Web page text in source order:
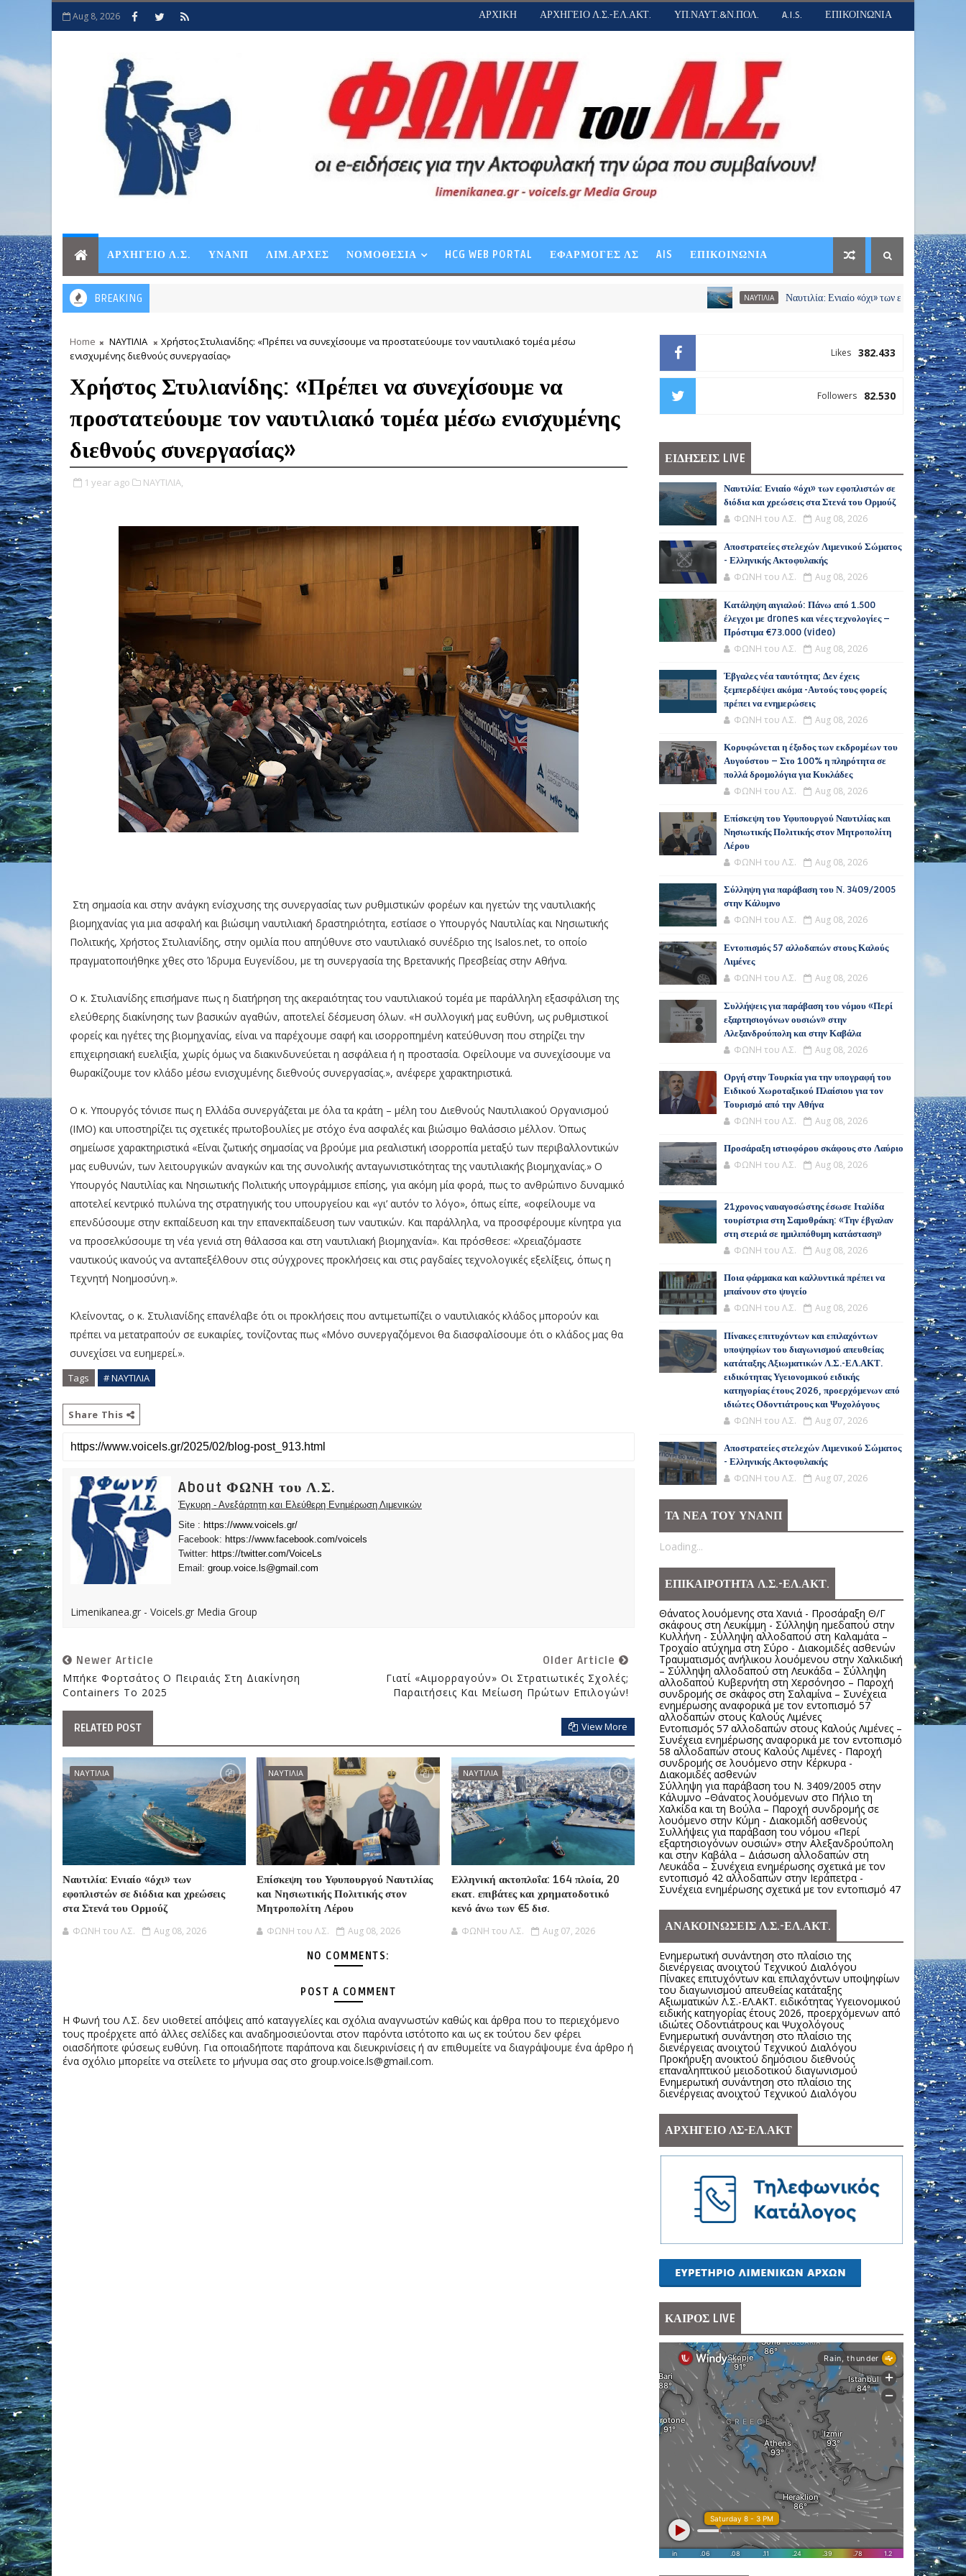
Aug 8, 2026 ΑΡΧΙΚΗ ΑΡΧΗΓΕΙΟ Λ.Σ.-ΕΛ.ΑΚΤ. ΥΠ.ΝΑΥΤ.&Ν.ΠΟΛ. A.I.S. ΕΠΙΚΟΙΝΩΝΙΑ
ΑΡΧΗΓΕΙΟ Λ.Σ. ΥΝΑΝΠ ΛΙΜ.ΑΡΧΕΣ ΝΟΜΟΘΕΣΙΑ HCG WEB PORTAL ΕΦΑΡΜΟΓΕΣ ΛΣ AIS ΕΠΙΚΟΙΝΩΝΙΑ
BREAKING ΝΑΥΤΙΛΙΑ Ναυτιλία: Ενιαίο «όχι» των εφοπλιστών σε διόδια και
Home ΝΑΥΤΙΛΙΑ
Χρήστος Στυλιανίδης: «Πρέπει να συνεχίσουμε να προστατεύουμε τον ναυτιλιακό τομέα μέσω
ενισχυμένης διεθνούς συνεργασίας»
Χρήστος Στυλιανίδης: «Πρέπει να συνεχίσουμε να
προστατεύουμε τον ναυτιλιακό τομέα μέσω ενισχυμένης
διεθνούς συνεργασίας»
1 year ago ΝΑΥΤΙΛΙΑ,
Στη σημασία και στην ανάγκη ενίσχυσης της συνεργασίας των ρυθμιστικών φορέων και ηγετών της ναυτιλιακής
βιομηχανίας για μια ασφαλή και βιώσιμη ναυτιλιακή δραστηριότητα, εστίασε ο Υπουργός Ναυτιλίας και Νησιωτικής
Πολιτικής, Χρήστος Στυλιανίδης, στην ομιλία που απηύθυνε στο ναυτιλιακό συνέδριο της Isalos.net, το οποίο
πραγματοποιήθηκε χθες στο Ίδρυμα Ευγενίδου, με τη συνεργασία της Βρετανικής Πρεσβείας στην Αθήνα.
Ο κ. Στυλιανίδης επισήμανε πως η διατήρηση της ακεραιότητας του ναυτιλιακού τομέα με παράλληλη εξασφάλιση της
ελεύθερης διακίνησης των βασικών αγαθών, αποτελεί δέσμευση όλων. «Η συλλογική μας ευθύνη, ως ρυθμιστικοί
φορείς και ηγέτες της βιομηχανίας, είναι να παρέχουμε σαφή και ισορροπημένη κατεύθυνση που στηρίζει την
επιχειρησιακή ευελιξία, χωρίς όμως να διακινδυνεύεται η ασφάλεια ή η προστασία. Οφείλουμε να συνεχίσουμε να
θωρακίζουμε τον κλάδο μέσω ενισχυμένης διεθνούς συνεργασίας.», ανέφερε χαρακτηριστικά.
Ο κ. Υπουργός τόνισε πως η Ελλάδα συνεργάζεται με όλα τα κράτη – μέλη του Διεθνούς Ναυτιλιακού Οργανισμού
(IMO) και υποστηρίζει τις σχετικές πρωτοβουλίες με στόχο ένα ασφαλές και βιώσιμο θαλάσσιο μέλλον. Όπως
σημείωσε χαρακτηριστικά «Είναι ζωτικής σημασίας να βρούμε μια ρεαλιστική ισορροπία μεταξύ των περιβαλλοντικών
μας ευθυνών, των λειτουργικών αναγκών και της συνολικής ανταγωνιστικότητας της ναυτιλιακής βιομηχανίας.» Ο
Υπουργός Ναυτιλίας και Νησιωτικής Πολιτικής υπογράμμισε επίσης, για ακόμη μία φορά, πως το ανθρώπινο δυναμικό
αποτελεί κεντρικό πυλώνα της στρατηγικής του υπουργείου και «γι’ αυτόν το λόγο», όπως είπε, «οφείλουμε να
επενδύσουμε στην εκπαίδευση και την επανεκπαίδευση των ναυτικών. Και παράλληλα, να προσφέρουμε κίνητρα για
να προσελκύσουμε τη νέα γενιά στη θάλασσα και στη ναυτιλιακή βιομηχανία». Και πρόσθεσε: «Χρειαζόμαστε
ναυτικούς ικανούς να ανταπεξέλθουν στις σύγχρονες προκλήσεις και στις ραγδαίες τεχνολογικές εξελίξεις, όπως η
Τεχνητή Νοημοσύνη.».
Κλείνοντας, ο κ. Στυλιανίδης επανέλαβε ότι οι προκλήσεις που αντιμετωπίζει ο ναυτιλιακός κλάδος μπορούν και
πρέπει να μετατραπούν σε ευκαιρίες, τονίζοντας πως «Μόνο συνεργαζόμενοι θα διασφαλίσουμε ότι ο κλάδος μας θα
συνεχίσει να ευημερεί.».
Tags # ΝΑΥΤΙΛΙΑ
Share This
About ΦΩΝΗ του Λ.Σ.
Έγκυρη - Ανεξάρτητη και Ελεύθερη Ενημέρωση Λιμενικών
Site : https://www.voicels.gr/
Facebook: https://www.facebook.com/voicels
Twitter: https://twitter.com/VoiceLs
Email: group.voice.ls@gmail.com
Limenikanea.gr - Voicels.gr Media Group
Newer Article
Μπήκε Φορτσάτος Ο Πειραιάς Στη Διακίνηση
Containers Το 2025
Older Article
Γιατί «αιμορραγούν» Οι Στρατιωτικές Σχολές;
Παραιτήσεις Και Μείωση Πρώτων Επιλογών!
RELATED POST View More
ΝΑΥΤΙΛΙΑ
Ναυτιλία: Ενιαίο «όχι» των
εφοπλιστών σε διόδια και χρεώσεις
στα Στενά του Ορμούζ
ΦΩΝΗ του Λ.Σ. Aug 08, 2026
ΝΑΥΤΙΛΙΑ
Επίσκεψη του Υφυπουργού Ναυτιλίας
και Νησιωτικής Πολιτικής στον
Μητροπολίτη Λέρου
ΦΩΝΗ του Λ.Σ. Aug 08, 2026
ΝΑΥΤΙΛΙΑ
Ελληνική ακτοπλοΐα: 164 πλοία, 20
εκατ. επιβάτες και χρηματοδοτικό
κενό άνω των €5 δισ.
ΦΩΝΗ του Λ.Σ. Aug 07, 2026
NO COMMENTS:
POST A COMMENT
Η Φωνή του Λ.Σ. δεν υιοθετεί απόψεις από καταγγελίες και σχόλια αναγνωστών καθώς και άρθρα που το περιεχόμενο
τους προέρχετε από άλλες σελίδες και αναδημοσιεύονται στον παρόντα ιστότοπο και ως εκ τούτου δεν φέρει
οιασδήποτε φύσεως ευθύνη. Για οποιαδήποτε παράπονα και διευκρινίσεις ή αν επιθυμείτε να διαγράψουμε ένα άρθρο ή
ένα σχόλιο μπορείτε να στείλετε το μήνυμα σας στο group.voice.ls@gmail.com.
382.433
Likes
82.530
Followers
ΕΙΔΗΣΕΙΣ LIVE
Ναυτιλία: Ενιαίο «όχι» των εφοπλιστών σε
διόδια και χρεώσεις στα Στενά του Ορμούζ
ΦΩΝΗ του Λ.Σ. Aug 08, 2026
Αποστρατείες στελεχών Λιμενικού Σώματος
- Ελληνικής Ακτοφυλακής
ΦΩΝΗ του Λ.Σ. Aug 08, 2026
Κατάληψη αιγιαλού: Πάνω από 1.500
έλεγχοι με drones και νέες τεχνολογίες –
Πρόστιμα €73.000 (video)
ΦΩΝΗ του Λ.Σ. Aug 08, 2026
Έβγαλες νέα ταυτότητα; Δεν έχεις
ξεμπερδέψει ακόμα -Αυτούς τους φορείς
πρέπει να ενημερώσεις
ΦΩΝΗ του Λ.Σ. Aug 08, 2026
Κορυφώνεται η έξοδος των εκδρομέων του
Αυγούστου – Στο 100% η πληρότητα σε
πολλά δρομολόγια για Κυκλάδες
ΦΩΝΗ του Λ.Σ. Aug 08, 2026
Επίσκεψη του Υφυπουργού Ναυτιλίας και
Νησιωτικής Πολιτικής στον Μητροπολίτη
Λέρου
ΦΩΝΗ του Λ.Σ. Aug 08, 2026
Σύλληψη για παράβαση του Ν. 3409/2005
στην Κάλυμνο
ΦΩΝΗ του Λ.Σ. Aug 08, 2026
Εντοπισμός 57 αλλοδαπών στους Καλούς
Λιμένες
ΦΩΝΗ του Λ.Σ. Aug 08, 2026
Συλλήψεις για παράβαση του νόμου «Περί
εξαρτησιογόνων ουσιών» στην
Αλεξανδρούπολη και στην Καβάλα
ΦΩΝΗ του Λ.Σ. Aug 08, 2026
Οργή στην Τουρκία για την υπογραφή του
Ειδικού Χωροταξικού Πλαίσιου για τον
Τουρισμό από την Αθήνα
ΦΩΝΗ του Λ.Σ. Aug 08, 2026
Προσάραξη ιστιοφόρου σκάφους στο Λαύριο
ΦΩΝΗ του Λ.Σ. Aug 08, 2026
21χρονος ναυαγοσώστης έσωσε Ιταλίδα
τουρίστρια στη Σαμοθράκη: «Την έβγαλαν
στη στεριά σε ημιλιπόθυμη κατάσταση»
ΦΩΝΗ του Λ.Σ. Aug 08, 2026
Ποια φάρμακα και καλλυντικά πρέπει να
μπαίνουν στο ψυγείο
ΦΩΝΗ του Λ.Σ. Aug 08, 2026
Πίνακες επιτυχόντων και επιλαχόντων
υποψηφίων του διαγωνισμού απευθείας
κατάταξης Αξιωματικών Λ.Σ.-ΕΛ.ΑΚΤ.
ειδικότητας Υγειονομικού ειδικής
κατηγορίας έτους 2026, προερχόμενων από
ιδιώτες Οδοντιάτρους και Ψυχολόγους
ΦΩΝΗ του Λ.Σ. Aug 07, 2026
Αποστρατείες στελεχών Λιμενικού Σώματος
- Ελληνικής Ακτοφυλακής
ΦΩΝΗ του Λ.Σ. Aug 07, 2026
ΤΑ ΝΕΑ ΤΟΥ ΥΝΑΝΠ
Loading...
ΕΠΙΚΑΙΡΟΤΗΤΑ Λ.Σ.-ΕΛ.ΑΚΤ.
Θάνατος λουόμενης στα Χανιά - Προσάραξη Θ/Γ
σκάφους στη Λευκίμμη - Σύλληψη ημεδαπού στην
Κυλλήνη - Σύλληψη αλλοδαπού στη Καλαμάτα –
Τροχαίο ατύχημα στη Σύρο - Διακομιδές ασθενών
Τραυματισμός ανήλικου λουόμενου στην Χαλκιδική
– Σύλληψη αλλοδαπού στη Λευκάδα – Σύλληψη
αλλοδαπού Κυβερνήτη στη Χερσόνησο – Παροχή
συνδρομής σε σκάφος στη Σαλαμίνα – Συνέχεια
ενημέρωσης αναφορικά με τον εντοπισμό 57
αλλοδαπών στους Καλούς Λιμένες
Εντοπισμός 57 αλλοδαπών στους Καλούς Λιμένες –
Συνέχεια ενημέρωσης αναφορικά με τον εντοπισμό
58 αλλοδαπών στους Καλούς Λιμένες - Παροχή
συνδρομής σε λουόμενο στην Κέρκυρα -
Διακομιδές ασθενών
Σύλληψη για παράβαση του Ν. 3409/2005 στην
Κάλυμνο –Θάνατος λουόμενων στο Πήλιο τη
Χαλκίδα και τη Βούλα – Παροχή συνδρομής σε
λουόμενο στην Κύμη - Διακομιδή ασθενούς
Συλλήψεις για παράβαση του νόμου «Περί
εξαρτησιογόνων ουσιών» στην Αλεξανδρούπολη
και στην Καβάλα – Διάσωση αλλοδαπών στη
Λευκάδα – Συνέχεια ενημέρωσης σχετικά με τον
εντοπισμό 42 αλλοδαπών στην Ιεράπετρα -
Συνέχεια ενημέρωσης σχετικά με τον εντοπισμό 47
ΑΝΑΚΟΙΝΩΣΕΙΣ Λ.Σ.-ΕΛ.ΑΚΤ.
Ενημερωτική συνάντηση στο πλαίσιο της
διενέργειας ανοιχτού Τεχνικού Διαλόγου
Πίνακες επιτυχόντων και επιλαχόντων υποψηφίων
του διαγωνισμού απευθείας κατάταξης
Αξιωματικών Λ.Σ.-ΕΛ.ΑΚΤ. ειδικότητας Υγειονομικού
ειδικής κατηγορίας έτους 2026, προερχόμενων από
ιδιώτες Οδοντιάτρους και Ψυχολόγους
Ενημερωτική συνάντηση στο πλαίσιο της
διενέργειας ανοιχτού Τεχνικού Διαλόγου
Προκήρυξη ανοικτού δημόσιου διεθνούς
επαναληπτικού μειοδοτικού διαγωνισμού
Ενημερωτική συνάντηση στο πλαίσιο της
διενέργειας ανοιχτού Τεχνικού Διαλόγου
ΑΡΧΗΓΕΙΟ ΛΣ-ΕΛ.ΑΚΤ
ΚΑΙΡΟΣ LIVE